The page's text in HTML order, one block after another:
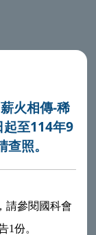
火相傳-稀
起至114年9
照。
請參閱國科會
1份。